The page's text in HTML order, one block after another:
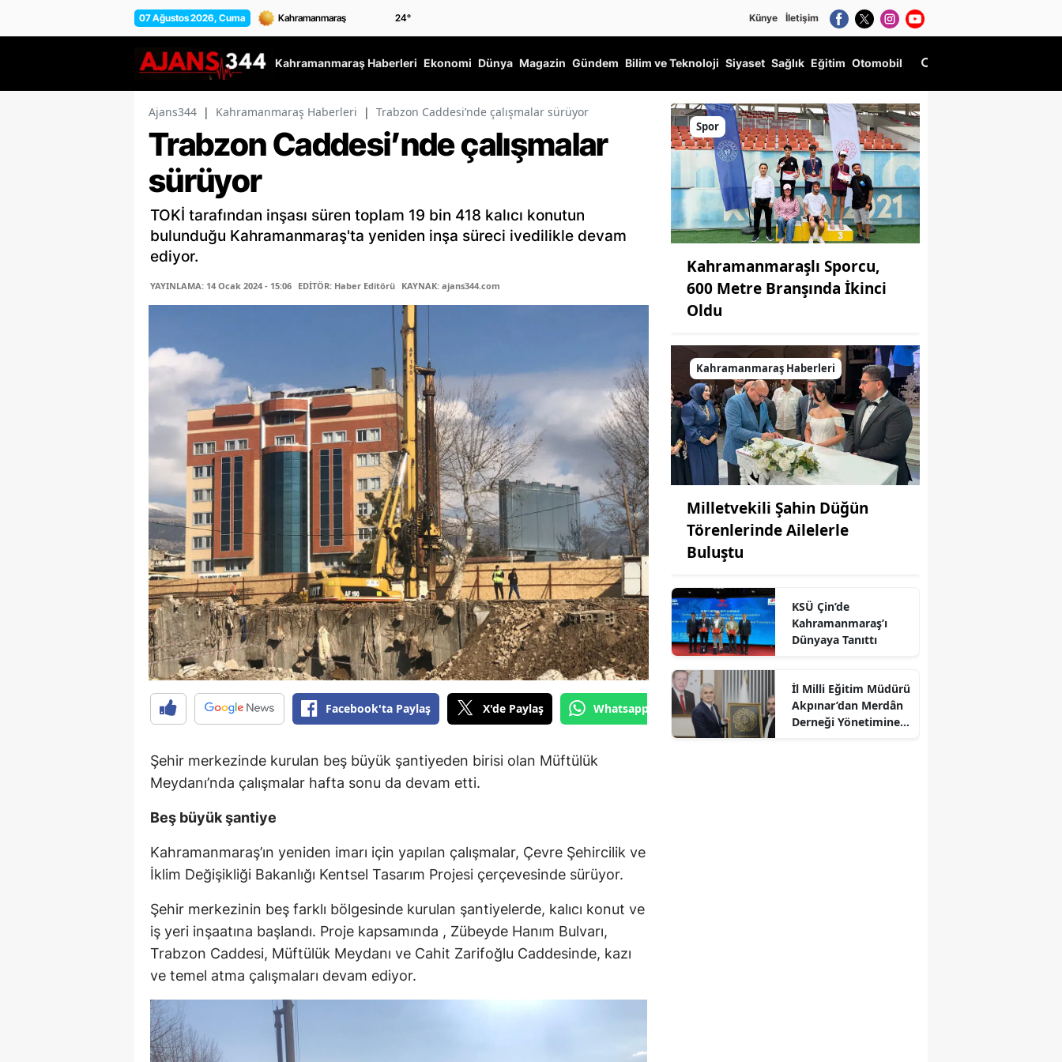
07 Ağustos 2026, Cuma 24° Künye İletişim
Kahramanmaraş Haberleri Ekonomi Dünya Magazin Gündem Bilim ve Teknoloji Siyaset Sağlık Eğitim Otomobil
Ajans344 | Kahramanmaraş Haberleri | Trabzon Caddesi’nde çalışmalar sürüyor
Trabzon Caddesi’nde çalışmalar
sürüyor
TOKİ tarafından inşası süren toplam 19 bin 418 kalıcı konutun
bulunduğu Kahramanmaraş'ta yeniden inşa süreci ivedilikle devam
ediyor.
YAYINLAMA: 14 Ocak 2024 - 15:06 EDİTÖR: Haber Editörü KAYNAK: ajans344.com
Facebook'ta Paylaş X'de Paylaş Whatsapp'tan Gönder
Şehir merkezinde kurulan beş büyük şantiyeden birisi olan Müftülük
Meydanı’nda çalışmalar hafta sonu da devam etti.
Beş büyük şantiye
Kahramanmaraş’ın yeniden imarı için yapılan çalışmalar, Çevre Şehircilik ve
İklim Değişikliği Bakanlığı Kentsel Tasarım Projesi çerçevesinde sürüyor.
Şehir merkezinin beş farklı bölgesinde kurulan şantiyelerde, kalıcı konut ve
iş yeri inşaatına başlandı. Proje kapsamında , Zübeyde Hanım Bulvarı,
Trabzon Caddesi, Müftülük Meydanı ve Cahit Zarifoğlu Caddesinde, kazı
ve temel atma çalışmaları devam ediyor.
Spor
Kahramanmaraşlı Sporcu,
600 Metre Branşında İkinci
Oldu
Kahramanmaraş Haberleri
Milletvekili Şahin Düğün
Törenlerinde Ailelerle
Buluştu
KSÜ Çin’de
Kahramanmaraş’ı
Dünyaya Tanıttı
İl Milli Eğitim Müdürü
Akpınar’dan Merdân
Derneği Yönetimine